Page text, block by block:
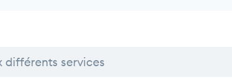
différents services